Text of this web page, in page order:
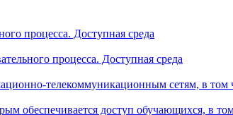
процесса. Доступная среда
процесса. Доступная среда
телекоммуникационным сетям, в том
обеспечивается доступ обучающихся, в